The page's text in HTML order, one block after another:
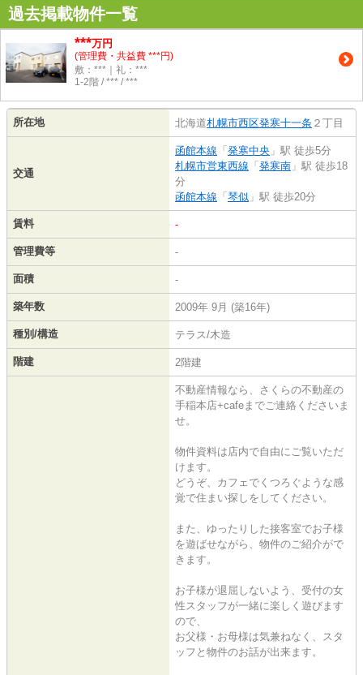
過去掲載物件一覧
***万円
(管理費・共益費 ***円)
敷：***｜礼：***
1-2階 / *** / ***
所在地 北海道札幌市西区発寒十一条 ２丁目
交通
函館本線 「発寒中央 」駅 徒歩5分
札幌市営東西線 「発寒南 」駅 徒歩18
分
函館本線 「琴似 」駅 徒歩20分
賃料 -
管理費等 -
面積 -
築年数 2009年 9月 (築16年)
種別/構造 テラス/木造
階建 2階建
不動産情報なら、さくらの不動産の
手稲本店+cafeまでご連絡くださいま
せ。
物件資料は店内で自由にご覧いただ
けます。
どうぞ、カフェでくつろぐような感
覚で住まい探しをしてください。
また、ゆったりした接客室でお子様
を遊ばせながら、物件のご紹介がで
きます。
お子様が退屈しないよう、受付の女
性スタッフが一緒に楽しく遊びます
ので、
お父様・お母様は気兼ねなく、スタ
ッフと物件のお話が出来ます。